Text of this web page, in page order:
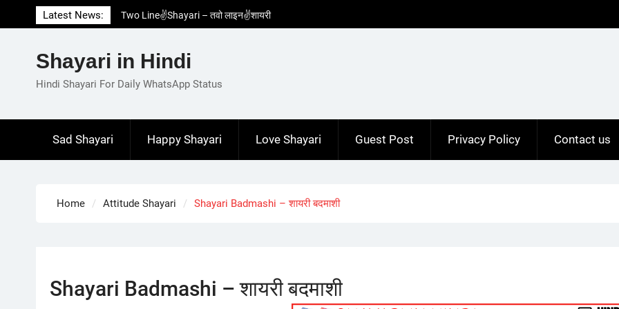
to
Latest News:
Two Line✌️Shayari – तवो लाइन✌️शायरी
Love😓Lines In Hindi – लव😓लाइन्स इन हिंदी
Love🥳Poetry In Hindi – लव🥳पोएट्री इन हिंदी
1 Line☝️Shayari In Hindi – १ लाइन☝️शायरी इन
Shayari in Hindi
Hindi Shayari For Daily WhatsApp Status
Sad Shayari Happy Shayari Love Shayari Guest Post Privacy Policy Contact us
Home Attitude Shayari Shayari Badmashi – शायरी बदमाशी
Shayari Badmashi – शायरी बदमाशी